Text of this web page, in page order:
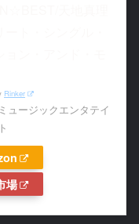
Rinker
ュージックエンタテイ
場